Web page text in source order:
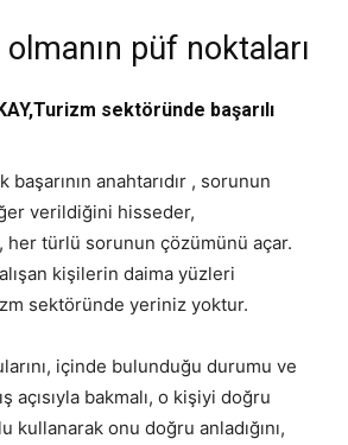
püf noktaları
sektöründe başarılı
başarının anahtarıdır , sorunun
verildiğini hisseder,
türlü sorunun çözümünü açar.
kişilerin daima yüzleri
sektöründe yeriniz yoktur.
içinde bulunduğu durumu ve
bakmalı, o kişiyi doğru
onu doğru anladığını,